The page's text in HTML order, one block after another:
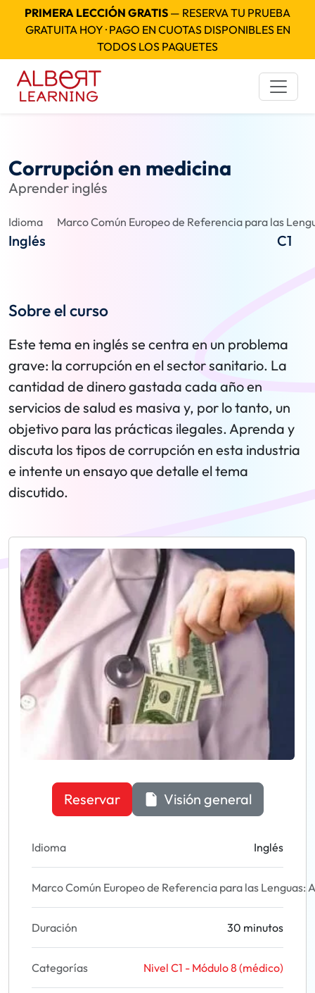
PRIMERA LECCIÓN GRATIS — RESERVA TU PRUEBA
GRATUITA HOY · PAGO EN CUOTAS DISPONIBLES EN
TODOS LOS PAQUETES
Corrupción en medicina
Aprender inglés
Idioma
Inglés
Marco Común Europeo de Referencia para las
C1
Sobre el curso
Este tema en inglés se centra en un problema
grave: la corrupción en el sector sanitario. La
cantidad de dinero gastada cada año en
servicios de salud es masiva y, por lo tanto, un
objetivo para las prácticas ilegales. Aprenda y
discuta los tipos de corrupción en esta industria
e intente un ensayo que detalle el tema
discutido.
Reservar Visión general
Idioma Inglés
Marco Común Europeo de Referencia para las Lenguas:
Duración 30 minutos
Categorías Nivel C1 - Módulo 8 (médico)